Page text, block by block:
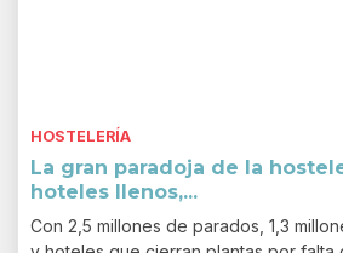
HOSTELERÍA
La gran paradoja de la
hoteles llenos,...
Con 2,5 millones de parados, 1,3